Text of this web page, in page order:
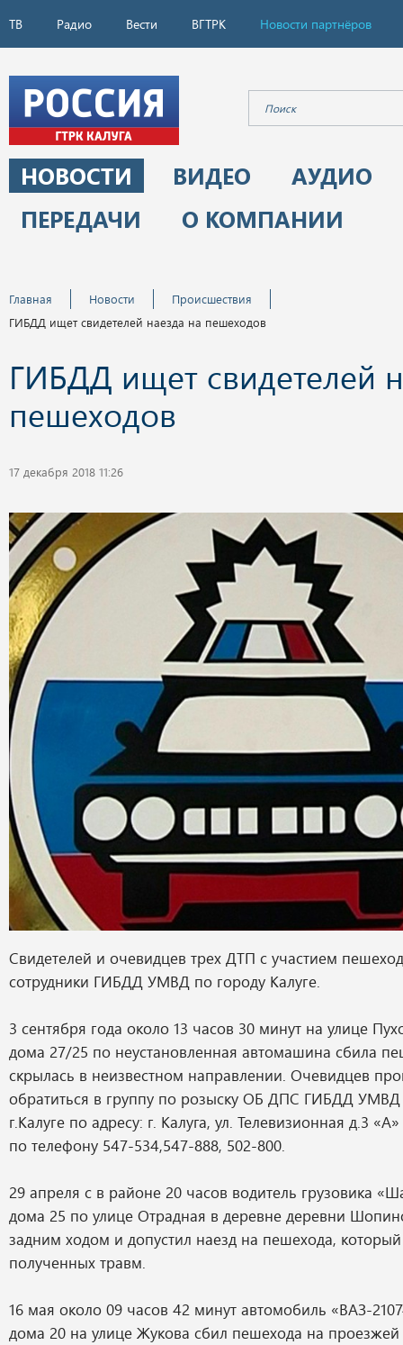
ТВ Радио Вести ВГТРК Новости партнёров
НОВОСТИ ВИДЕО
АУДИО
ПЕРЕДАЧИ
О КОМПАНИИ
Главная Новости
Происшествия
ГИБДД ищет свидетелей наезда на пешеходов
ГИБДД ищет свидетелей
пешеходов
17 декабря 2018 11:26
Свидетелей и очевидцев трех ДТП с участием
сотрудники ГИБДД УМВД по городу Калуге.
3 сентября года около 13 часов 30 минут на улице
дома 27/25 по неустановленная автомашина сбила
скрылась в неизвестном направлении. Очевидцев
обратиться в группу по розыску ОБ ДПС ГИБДД УМВД
г.Калуге по адресу: г. Калуга, ул. Телевизионная д.3
по телефону 547-534,547-888, 502-800.
29 апреля с в районе 20 часов водитель грузовика
дома 25 по улице Отрадная в деревне деревни
задним ходом и допустил наезд на пешехода, который
полученных травм.
16 мая около 09 часов 42 минут автомобиль «ВАЗ-
дома 20 на улице Жукова сбил пешехода на